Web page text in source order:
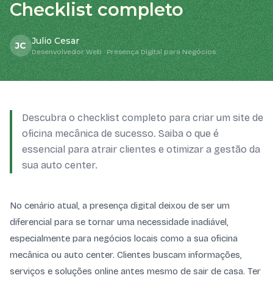
Checklist completo
JC Julio Cesar
Desenvolvedor Web · Presença Digital para Negócios
Descubra o checklist completo para criar um site de
oficina mecânica de sucesso. Saiba o que é
essencial para atrair clientes e otimizar a gestão da
sua auto center.
No cenário atual, a presença digital deixou de ser um
diferencial para se tornar uma necessidade inadiável,
especialmente para negócios locais como a sua oficina
mecânica ou auto center. Clientes buscam informações,
serviços e soluções online antes mesmo de sair de casa. Ter